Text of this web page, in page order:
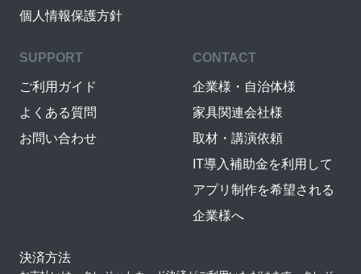
個人情報保護方針
SUPPORT
ご利用ガイド
よくある質問
お問い合わせ
CONTACT
企業様・自治体様
家具関連会社様
取材・講演依頼
IT導入補助金を利用して
アプリ制作を希望される
企業様へ
決済方法